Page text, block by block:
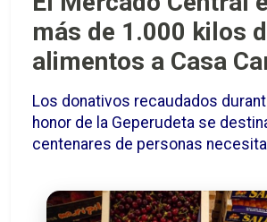
más de 1.000 kilos
alimentos a Casa
Los donativos recaudados
honor de la Geperudeta se
centenares de personas